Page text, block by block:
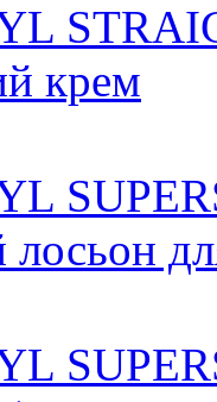
крем